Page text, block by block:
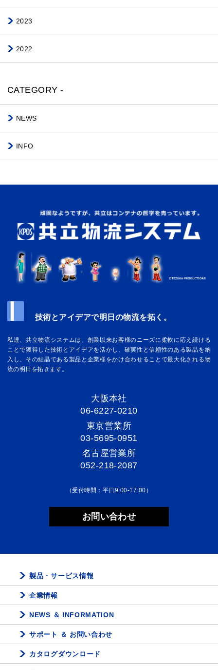
2023
2022
CATEGORY -
NEWS
INFO
技術とアイデアで明日の物流を拓く。
私達、共立物流システムは、創業以来お客様のニーズに柔軟に応え続ける
ことで獲得した技術とアイデアを活かし、確実性と信頼性のある製品を納
入し、その結晶である製品と企業様をかけ合わせることで最大化される物
流の明日を拓きます。
大阪本社
06-6227-0210
東京営業所
03-5695-0951
名古屋営業所
052-218-2087
（受付時間：平日9:00-17:00）
お問い合わせ
製品・サービス情報
企業情報
NEWS ＆ INFORMATION
サポート ＆ お問い合わせ
カタログダウンロード